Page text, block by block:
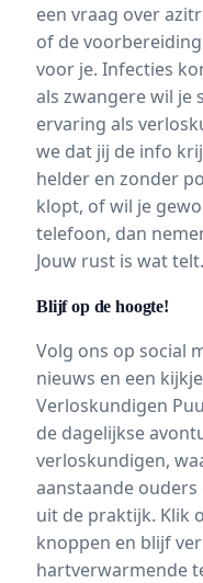
een vraag over
of de
voor je. Infecties
als zwangere wil je
ervaring als
we dat jij de info
helder en zonder
klopt, of wil je
telefoon, dan
Jouw rust is wat telt.
Blijf op de hoogte!
Volg ons op social
nieuws en een
Verloskundigen
de dagelijkse
verloskundigen,
aanstaande
uit de praktijk. Klik
knoppen en blijf
hartverwarmende